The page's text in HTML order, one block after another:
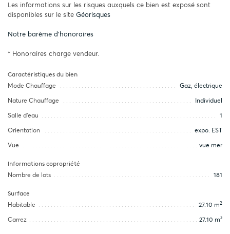
Les informations sur les risques auxquels ce bien est exposé sont
disponibles sur le site Géorisques
Notre barème d'honoraires
* Honoraires charge vendeur.
Caractéristiques du bien
Mode Chauffage
Gaz, électrique
Nature Chauffage Individuel
Salle d’eau 1
Orientation expo. EST
Vue vue mer
Informations copropriété
Nombre de lots
181
Surface
Habitable
27.10 m2
Carrez 27.10 m²